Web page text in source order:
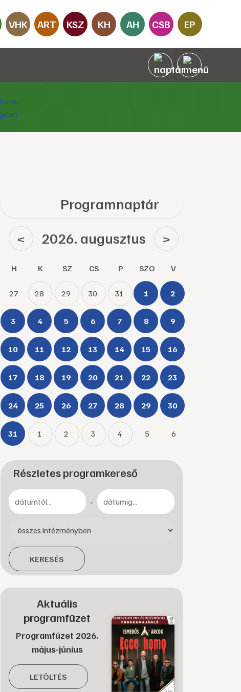
VHK ART KSZ KH AH CSB EP
Programnaptár
< 2026. augusztus >
H K SZ CS P SZO V
27 28 29 30 31 1 2
3 4 5 6 7 8 9
10 11 12 13 14 15 16
17 18 19 20 21 22 23
24 25 26 27 28 29 30
31 1 2 3 4 5 6
Részletes programkereső
-
KERESÉS
Aktuális
programfüzet
Programfüzet 2026.
május-június
LETÖLTÉS